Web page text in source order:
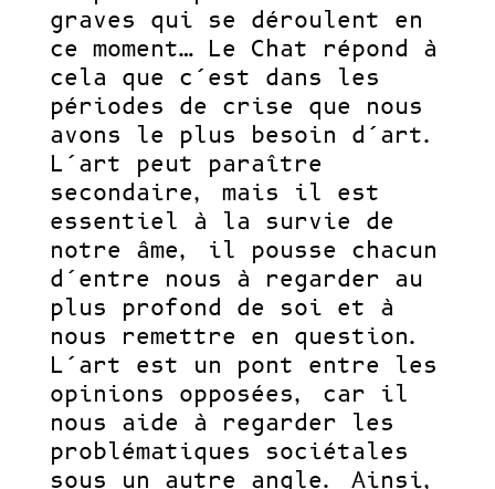
graves qui se déroulent en
ce moment… Le Chat répond à
cela que c’est dans les
périodes de crise que nous
avons le plus besoin d’art.
L’art peut paraître
secondaire, mais il est
essentiel à la survie de
notre âme, il pousse chacun
d’entre nous à regarder au
plus profond de soi et à
nous remettre en question.
L’art est un pont entre les
opinions opposées, car il
nous aide à regarder les
problématiques sociétales
sous un autre angle. Ainsi,